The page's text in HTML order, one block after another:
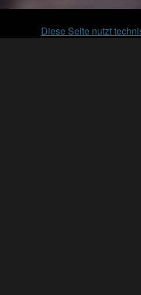
Diese Seite nutzt